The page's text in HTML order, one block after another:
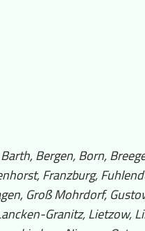
Bergen, Born,
Franzburg,
Groß Mohrdorf,
Granitz, Lietzow,